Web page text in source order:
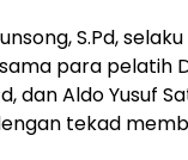
S.Pd,
para pelatih
dan Aldo Yusuf
tekad